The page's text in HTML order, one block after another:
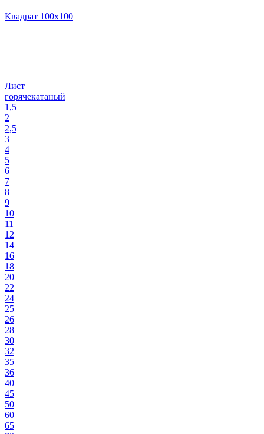
Квадрат 100х100
Лист
горячекатаный
1,5
2
2,5
3
4
5
6
7
8
9
10
11
12
14
16
18
20
22
24
25
26
28
30
32
35
36
40
45
50
60
65